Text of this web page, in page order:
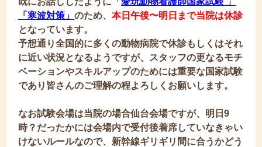
「寒波対策」のため、本日午後〜明日まで当院は休診
となっています。
予想通り全国的に多くの動物病院で休診もしくはそれ
に近い状況となるようですが、スタッフの更なるモチ
ベーションやスキルアップのためには重要な国家試験
であり皆さんのご理解の程よろしくお願いします。
なお試験会場は当院の場合仙台会場ですが、明日9
時？だったかには会場内で受付後着席していなきゃい
けないルールなので、新幹線ギリギリ間に合うかどう